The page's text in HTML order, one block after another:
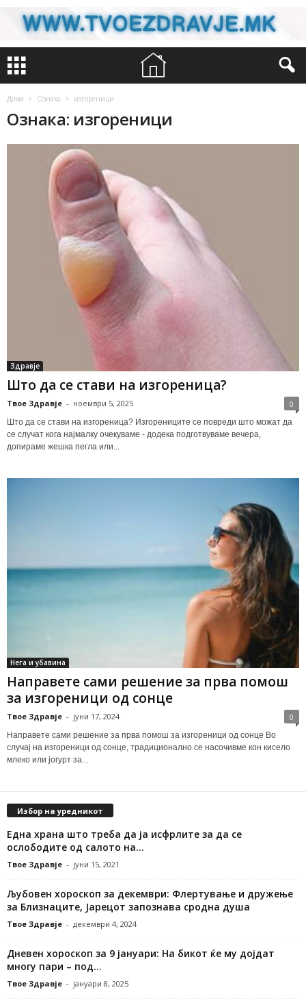
Дома Ознака изгореници
Ознака: изгореници
Здравје
Што да се стави на изгореница?
Твое Здравје - ноември 5, 2025 0
Што да се стави на изгореница? Изгорениците се повреди што можат да
се случат кога најмалку очекуваме - додека подготвуваме вечера,
допираме жешка пегла или...
Нега и убавина
Направете сами решение за прва помош
за изгореници од сонце
Твое Здравје - јуни 17, 2024 0
Направете сами решение за прва помош за изгореници од сонце Во
случај на изгореници од сонце, традиционално се насочивме кон кисело
млеко или јогурт за...
Избор на уредникот
Една храна што треба да ја исфрлите за да се
ослободите од салото на...
Твое Здравје - јуни 15, 2021
Љубовен хороскоп за декември: Флертување и дружење
за Близнаците, Јарецот запознава сродна душа
Твое Здравје - декември 4, 2024
Дневен хороскоп за 9 јануари: На бикот ќе му дојдат
многу пари – под...
Твое Здравје - јануари 8, 2025